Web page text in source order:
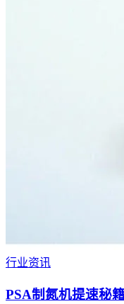
行业资讯
PSA制氮机提速秘